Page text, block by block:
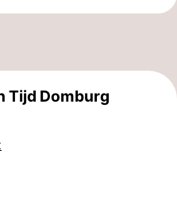
Tijd Domburg